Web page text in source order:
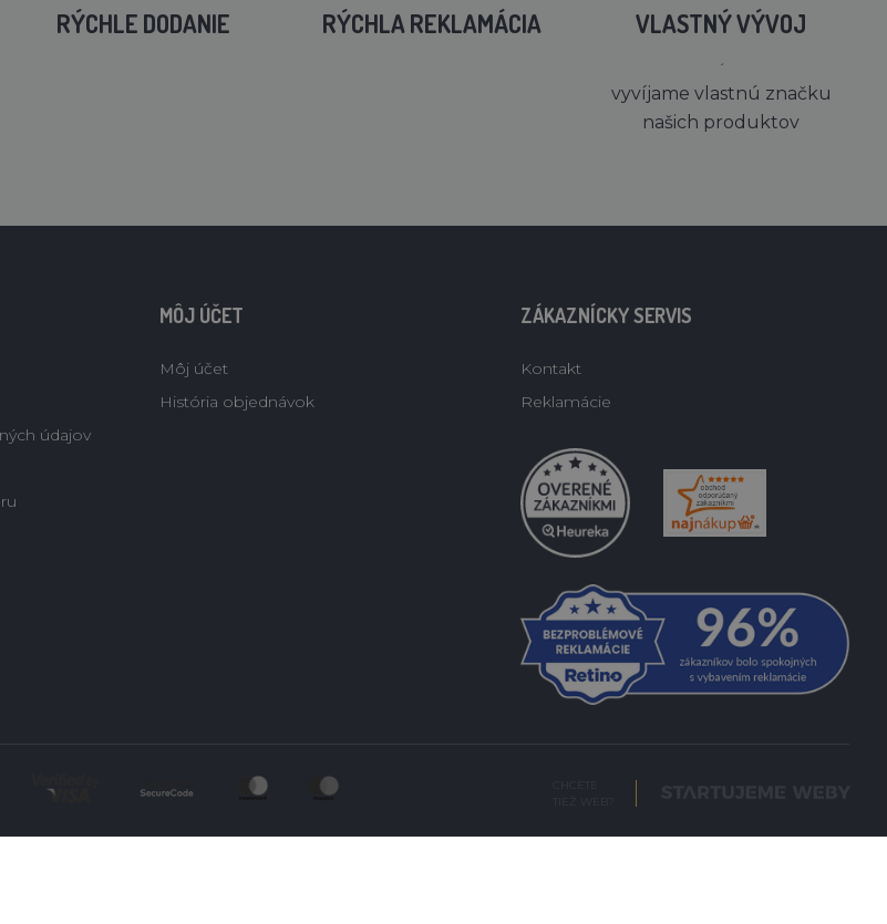
RÝCHLE DODANIE RÝCHLA REKLAMÁCIA VLASTNÝ VÝVOJ
´
vyvíjame vlastnú značku
našich produktov
údajov
MÔJ ÚČET
Môj účet
História objednávok
ZÁKAZNÍCKY SERVIS
Kontakt
Reklamácie